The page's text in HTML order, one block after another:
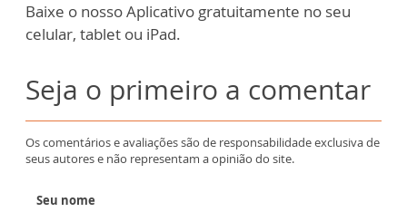
Baixe o nosso Aplicativo gratuitamente no seu
celular, tablet ou iPad.
Seja o primeiro a comentar
Os comentários e avaliações são de responsabilidade exclusiva de
seus autores e não representam a opinião do site.
Seu nome